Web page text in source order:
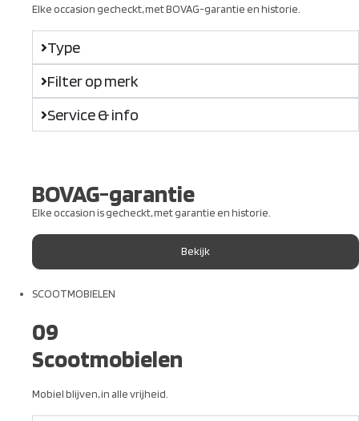
Elke occasion gecheckt, met BOVAG-garantie en historie.
Type
Filter op merk
Service & info
BOVAG-garantie
Elke occasion is gecheckt, met garantie en historie.
Bekijk
SCOOTMOBIELEN
09
Scootmobielen
Mobiel blijven, in alle vrijheid.